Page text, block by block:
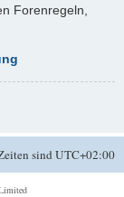
Forenregeln,
sindUTC+02:00